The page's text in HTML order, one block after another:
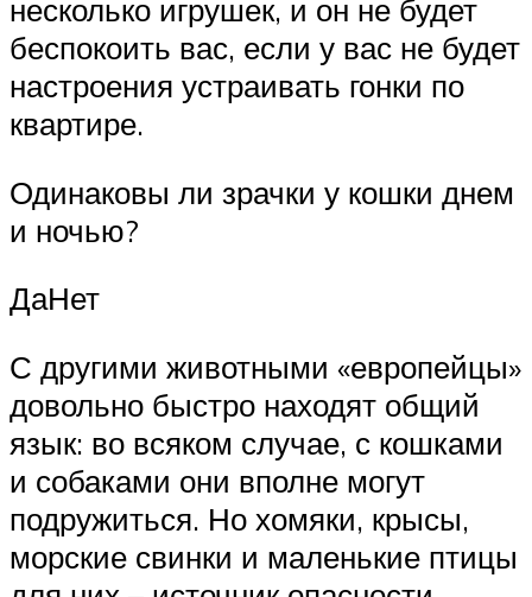
несколько игрушек, и он не будет
беспокоить вас, если у вас не будет
настроения устраивать гонки по
квартире.
Одинаковы ли зрачки у кошки днем
и ночью?
ДаНет
С другими животными «европейцы»
довольно быстро находят общий
язык: во всяком случае, с кошками
и собаками они вполне могут
подружиться. Но хомяки, крысы,
морские свинки и маленькие птицы